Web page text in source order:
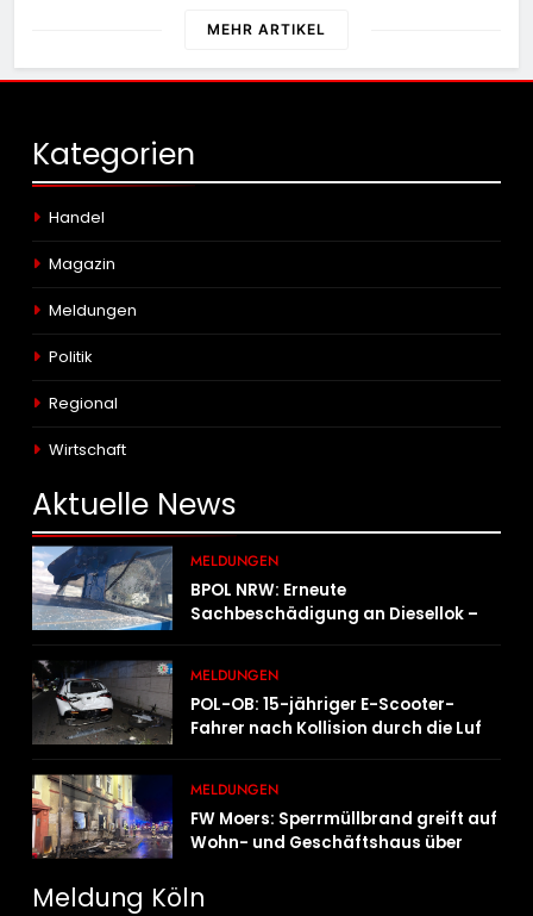
MEHR ARTIKEL
Kategorien
Handel
Magazin
Meldungen
Politik
Regional
Wirtschaft
Aktuelle News
MELDUNGEN
BPOL NRW: Erneute
Sachbeschädigung an Diesellok –
MELDUNGEN
POL-OB: 15-jähriger E-Scooter-
Fahrer nach Kollision durch die Luft
MELDUNGEN
FW Moers: Sperrmüllbrand greift auf
Wohn- und Geschäftshaus über
Meldung Köln